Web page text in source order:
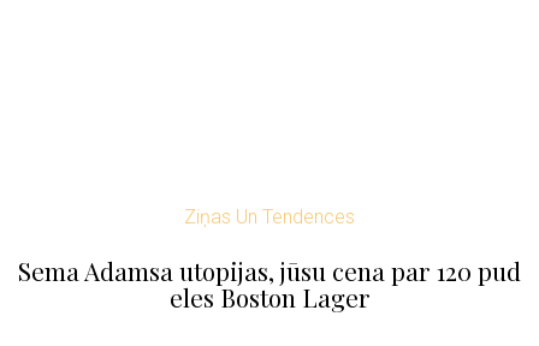
Ziņas Un Tendences
Sema Adamsa utopijas, jūsu cena par 120 pud
eles Boston Lager